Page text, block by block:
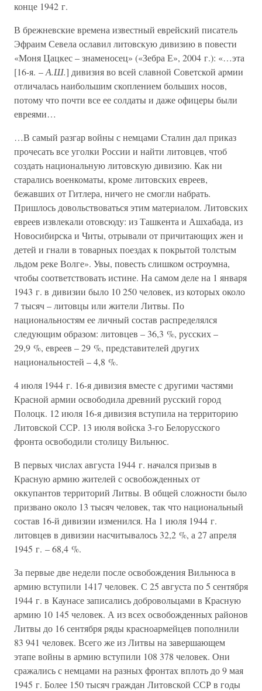
конце 1942 г.
В брежневские времена известный еврейский писатель
Эфраим Севела ославил литовскую дивизию в повести
«Моня Цацкес – знаменосец» («Зебра Е», 2004 г.): «…эта
[16-я. –А.Ш.] дивизия во всей славной Советской армии
отличалась наибольшим скоплением больших носов,
потому что почти все ее солдаты и даже офицеры были
евреями…
…В самый разгар войны с немцами Сталин дал приказ
прочесать все уголки России и найти литовцев, чтоб
создать национальную литовскую дивизию. Как ни
старались военкоматы, кроме литовских евреев,
бежавших от Гитлера, ничего не смогли набрать.
Пришлось довольствоваться этим материалом. Литовских
евреев извлекали отовсюду: из Ташкента и Ашхабада, из
Новосибирска и Читы, отрывали от причитающих жен и
детей и гнали в товарных поездах к покрытой толстым
льдом реке Волге». Увы, повесть слишком остроумна,
чтобы соответствовать истине. На самом деле на 1 января
1943 г. в дивизии было 10 250 человек, из которых около
7 тысяч – литовцы или жители Литвы. По
национальностям ее личный состав распределялся
следующим образом: литовцев – 36,3 %, русских –
29,9 %, евреев – 29 %, представителей других
национальностей – 4,8 %.
4 июля 1944 г. 16-я дивизия вместе с другими частями
Красной армии освободила древний русский город
Полоцк. 12 июля 16-я дивизия вступила на территорию
Литовской ССР. 13 июля войска 3-го Белорусского
фронта освободили столицу Вильнюс.
В первых числах августа 1944 г. начался призыв в
Красную армию жителей с освобожденных от
оккупантов территорий Литвы. В общей сложности было
призвано около 13 тысяч человек, так что национальный
состав 16-й дивизии изменился. На 1 июля 1944 г.
литовцев в дивизии насчитывалось 32,2 %, а 27 апреля
1945 г. – 68,4 %.
За первые две недели после освобождения Вильнюса в
армию вступили 1417 человек. С 25 августа по 5 сентября
1944 г. в Каунасе записались добровольцами в Красную
армию 10 145 человек. А из всех освобожденных районов
Литвы до 16 сентября ряды красноармейцев пополнили
83 941 человек. Всего же из Литвы на завершающем
этапе войны в армию вступили 108 378 человек. Они
сражались с немцами на разных фронтах вплоть до 9 мая
1945 г. Более 150 тысяч граждан Литовской ССР в годы